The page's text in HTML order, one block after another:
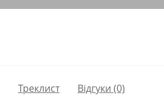
Треклист Відгуки (0)